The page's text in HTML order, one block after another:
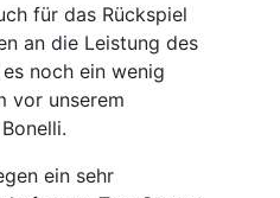
für das Rückspiel
an die Leistung des
noch ein wenig
vor unserem
ein sehr